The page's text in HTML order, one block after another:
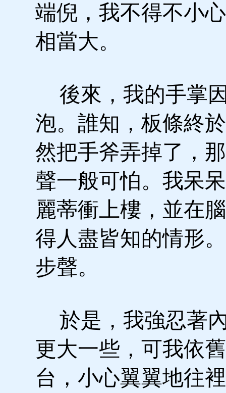
端倪，我不得不小
相當大。
後來，我的手掌
泡。誰知，板條終
然把手斧弄掉了，
聲一般可怕。我呆
麗蒂衝上樓，並在
得人盡皆知的情形
步聲。
於是，我強忍著
更大一些，可我依
台，小心翼翼地往